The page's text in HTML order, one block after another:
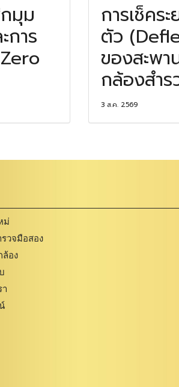
มุม
การ
การเช็คระ
ตัว
ของสะพ
กล้องสำร
3 ส.ค. 2569
ม่
วจมือสอง
ล้อง